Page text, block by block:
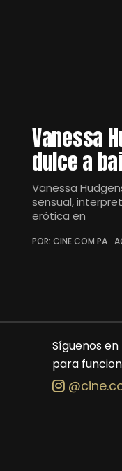
Vanessa
dulce a
Vanessa
sensual,
erótica en
POR: CINE.COM.PA
Síguenos
para